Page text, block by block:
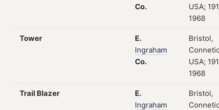
Co.
USA;
1968
Tower
E.
Ingraham
Co.
Bristol,
USA;
1968
Trail Blazer
E.
Ingraham
Bristol,